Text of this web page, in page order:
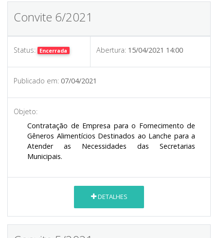
Convite 6/2021
Status: Encerrada Abertura: 15/04/2021 14:00
Publicado em: 07/04/2021
Objeto:
Contratação de Empresa para o Fornecimento de
Gêneros Alimentícios Destinados ao Lanche para a
Atender as Necessidades das Secretarias
Municipais.
DETALHES